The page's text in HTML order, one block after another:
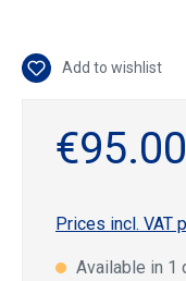
Add to wishlist
€95.00
Prices incl. VAT
Available in 1